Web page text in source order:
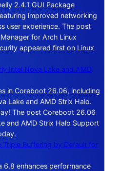
2.4.1 GUI Package
improved networking
user experience. The post
for Arch Linux
appeared first on Linux
Intel Nova Lake and AMD
in Coreboot 26.06, including
Lake and AMD Strix Halo.
The post Coreboot 26.06
and AMD Strix Halo Support
Triple Buffering by Default for
6.8 enhances performance